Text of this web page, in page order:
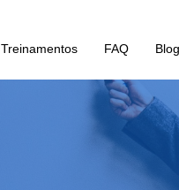
Treinamentos FAQ Blog